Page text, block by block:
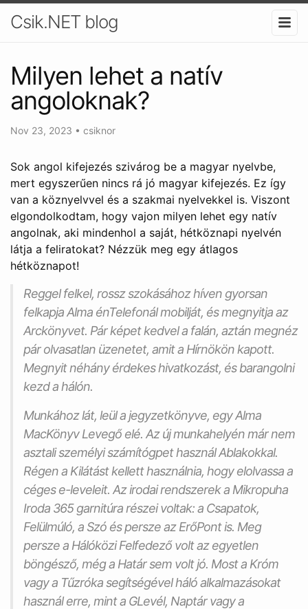
Csik.NET blog
Milyen lehet a natív
angoloknak?
Nov 23, 2023 • csiknor
Sok angol kifejezés szivárog be a magyar nyelvbe,
mert egyszerűen nincs rá jó magyar kifejezés. Ez így
van a köznyelvvel és a szakmai nyelvekkel is. Viszont
elgondolkodtam, hogy vajon milyen lehet egy natív
angolnak, aki mindenhol a saját, hétköznapi nyelvén
látja a feliratokat? Nézzük meg egy átlagos
hétköznapot!
Reggel felkel, rossz szokásához híven gyorsan
felkapjaAlma énTelefonálmobilját, és megnyitja az
Arckönyvet. Pár képetkedvela falán, aztán megnéz
pár olvasatlan üzenetet, amit a Hírnökönkapott.
Megnyit néhány érdekeshivatkozást, és barangolni
kezd ahálón.
Munkához lát, leül a jegyzetkönyve, egyAlma
MacKönyv Levegőelé. Az új munkahelyén már nem
asztaliszemélyi számítógpethasználAblakokkal.
Régen a Kilátástkellett használnia, hogy elolvassa a
cégese-leveleit. Az irodai rendszerek a Mikropuha
Iroda 365 garnitúra részei voltak: a Csapatok,
Felülmúló, a Szó és persze azErőPontis. Meg
persze a Hálóközi Felfedezővolt az egyetlen
böngésző, még a Határsem volt jó. Most a Króm
vagy a Tűzrókasegítségévelháló alkalmazásokat
használ erre, mint a GLevél, Naptárvagy a